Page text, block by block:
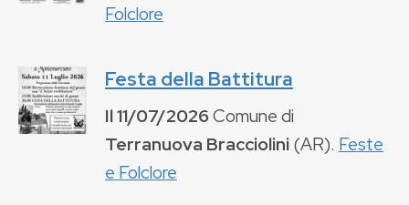
Folclore
Festa della Battitura
Il11/07/2026Comune di
Terranuova Bracciolini(AR). Feste
e Folclore